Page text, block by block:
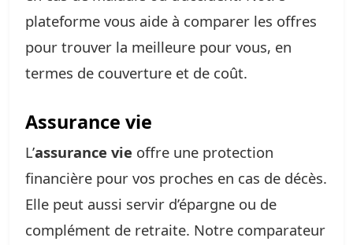
plateforme vous aide à comparer les offres
pour trouver la meilleure pour vous, en
termes de couverture et de coût.
Assurance vie
L’assurance vie offre une protection
financière pour vos proches en cas de décès.
Elle peut aussi servir d’épargne ou de
complément de retraite. Notre comparateur